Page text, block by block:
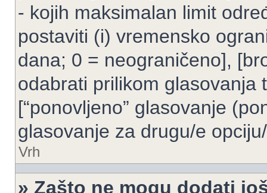
- kojih maksimalan limit
postaviti (i) vremensko
dana; 0 = neograničeno],
odabrati prilikom glasovanja
[“ponovljeno” glasovanje
glasovanje za drugu/e
Vrh
» Zašto ne mogu dodati